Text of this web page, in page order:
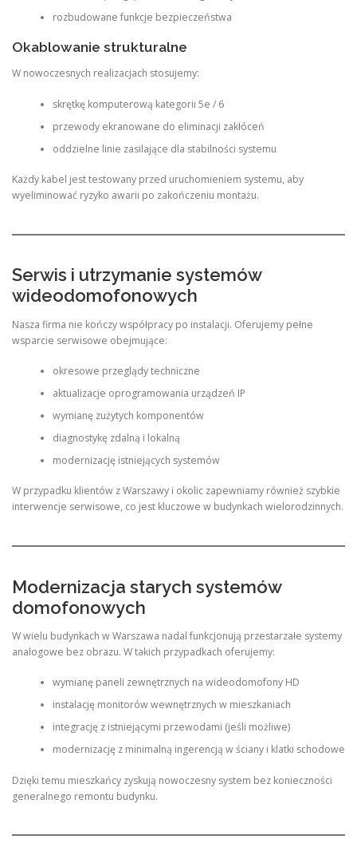
rozbudowane funkcje bezpieczeństwa
Okablowanie strukturalne
W nowoczesnych realizacjach stosujemy:
skrętkę komputerową kategorii 5e / 6
przewody ekranowane do eliminacji zakłóceń
oddzielne linie zasilające dla stabilności systemu
Każdy kabel jest testowany przed uruchomieniem systemu, aby
wyeliminować ryzyko awarii po zakończeniu montażu.
Serwis i utrzymanie systemów
wideodomofonowych
Nasza firma nie kończy współpracy po instalacji. Oferujemy pełne
wsparcie serwisowe obejmujące:
okresowe przeglądy techniczne
aktualizacje oprogramowania urządzeń IP
wymianę zużytych komponentów
diagnostykę zdalną i lokalną
modernizację istniejących systemów
W przypadku klientów z Warszawy i okolic zapewniamy również szybkie
interwencje serwisowe, co jest kluczowe w budynkach wielorodzinnych.
Modernizacja starych systemów
domofonowych
W wielu budynkach w Warszawa nadal funkcjonują przestarzałe systemy
analogowe bez obrazu. W takich przypadkach oferujemy:
wymianę paneli zewnętrznych na wideodomofony HD
instalację monitorów wewnętrznych w mieszkaniach
integrację z istniejącymi przewodami (jeśli możliwe)
modernizację z minimalną ingerencją w ściany i klatki schodowe
Dzięki temu mieszkańcy zyskują nowoczesny system bez konieczności
generalnego remontu budynku.